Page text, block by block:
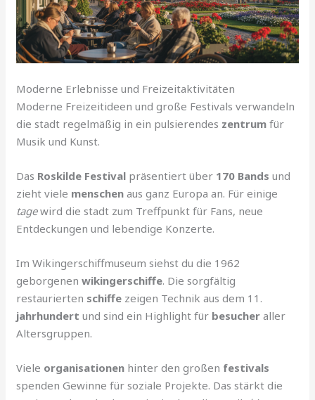
Moderne Erlebnisse und Freizeitaktivitäten
Moderne Freizeitideen und große Festivals verwandeln
die stadt regelmäßig in ein pulsierendes zentrum für
Musik und Kunst.
Das Roskilde Festival präsentiert über 170 Bands und
zieht viele menschen aus ganz Europa an. Für einige
tagewird die stadt zum Treffpunkt für Fans, neue
Entdeckungen und lebendige Konzerte.
Im Wikingerschiffmuseum siehst du die 1962
geborgenenwikingerschiffe. Die sorgfältig
restaurierten schiffe zeigen Technik aus dem 11.
jahrhundert und sind ein Highlight für besucher aller
Altersgruppen.
Viele organisationen hinter den großen festivals
spenden Gewinne für soziale Projekte. Das stärkt die